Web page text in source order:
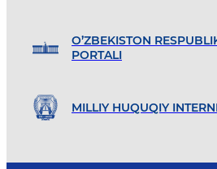
O’ZBEKISTON
PORTALI
MILLIY HUQUQIY